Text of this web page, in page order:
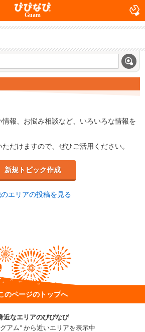
Guam
報、お悩み相談など、いろいろな情報を
だけますので、ぜひご活用ください。
新規トピック作成
エリアの投稿を見る
のページのトップへ
近なエリアのびびなび
アム" から近いエリアを表示中